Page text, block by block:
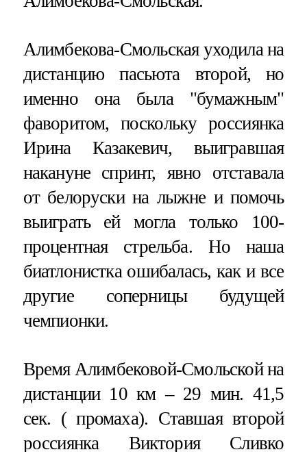
Алимбекова-Смольская уходила на
дистанцию пасьюта второй, но
именно она была "бумажным"
фаворитом, поскольку россиянка
Ирина Казакевич, выигравшая
накануне спринт, явно отставала
от белоруски на лыжне и помочь
выиграть ей могла только 100-
процентная стрельба. Но наша
биатлонистка ошибалась, как и все
другие соперницы будущей
чемпионки.
Время Алимбековой-Смольской на
дистанции 10 км – 29 мин. 41,5
сек. ( промаха). Ставшая второй
россиянка Виктория Сливко